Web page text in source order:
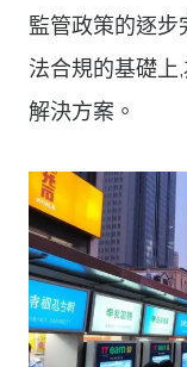
監管政策的逐步
法合規的基礎上
解決方案。